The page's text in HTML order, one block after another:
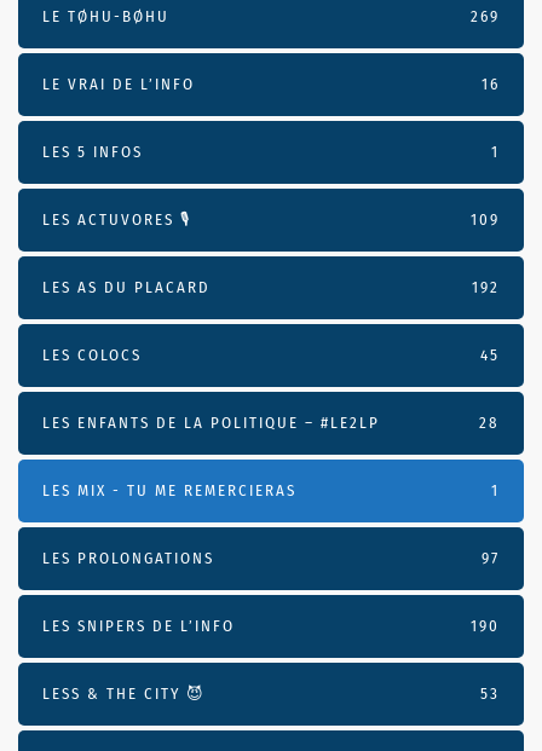
LE TØHU-BØHU 269
LE VRAI DE L’INFO 16
LES 5 INFOS 1
LES ACTUVORES 🎙 109
LES AS DU PLACARD 192
LES COLOCS 45
LES ENFANTS DE LA POLITIQUE – #LE2LP 28
LES MIX - TU ME REMERCIERAS 1
LES PROLONGATIONS 97
LES SNIPERS DE L’INFO 190
LESS & THE CITY 😈 53